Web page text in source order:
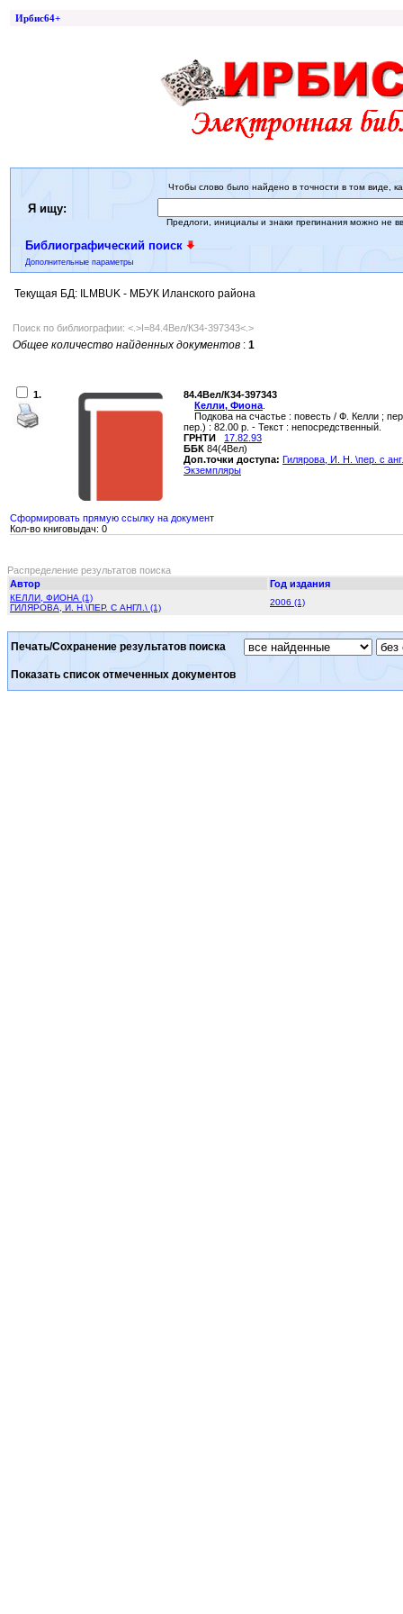
Ирбис64+
Я ищу:
Чтобы слово было найдено в точности в том виде,
Предлоги, инициалы и знаки препинания можно не
Библиографический поиск
Дополнительные параметры
Текущая БД: ILMBUK - МБУК Иланского района
Поиск по библиографии: <.>I=84.4Вел/К34-397343<.>
Общее количество найденных документов : 1
1.
84.4Вел/К34-397343
Келли, Фиона
Подкова на счастье : повесть / Ф. Келли ;
пер.) : 82.00 р. - Текст : непосредственный.
ГРНТИ
17.82.93
ББК 84(4Вел)
Доп.точки доступа: Гилярова, И. Н. \пер. с
Экземпляры
Сформировать прямую ссылку на документ
Кол-во книговыдач: 0
Распределение результатов поиска
Автор
Год издания
КЕЛЛИ, ФИОНА (1)
ГИЛЯРОВА, И. Н.\ПЕР. С АНГЛ.\ (1)
2006 (1)
Печать/Сохранение результатов поиска
Показать список отмеченных документов